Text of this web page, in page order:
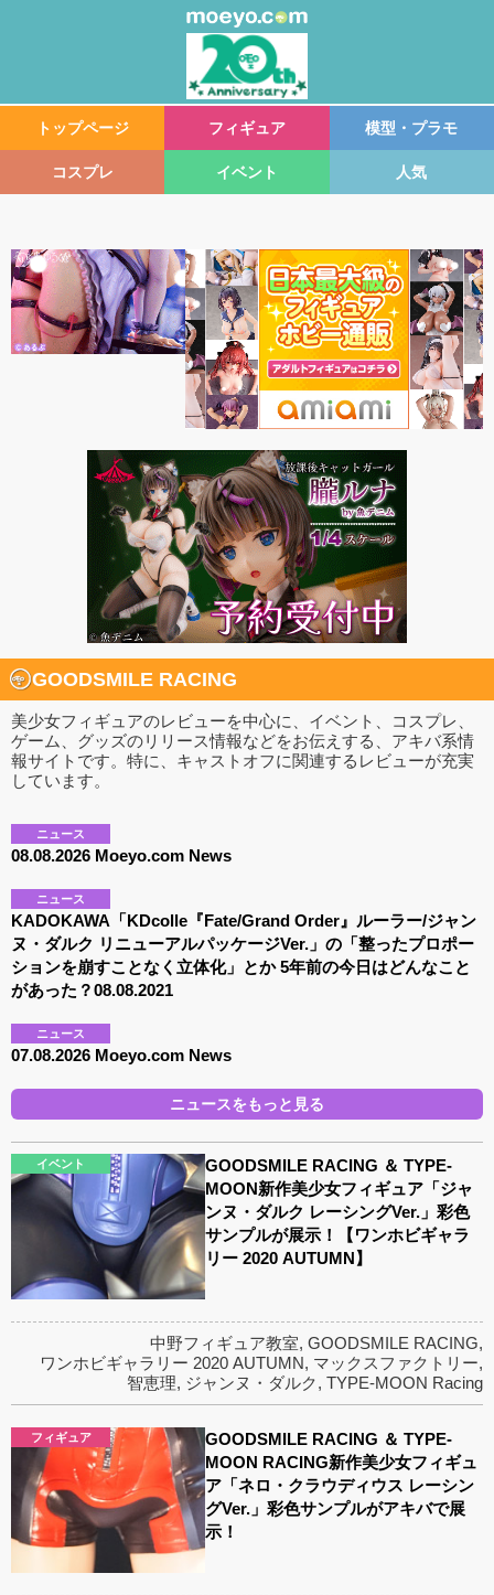
トップページ フィギュア 模型・プラモ
コスプレ イベント 人気
GOODSMILE RACING
美少女フィギュアのレビューを中心に、イベント、コスプレ、
ゲーム、グッズのリリース情報などをお伝えする、アキバ系情
報サイトです。特に、キャストオフに関連するレビューが充実
しています。
ニュース
08.08.2026 Moeyo.com News
ニュース
KADOKAWA「KDcolle『Fate/Grand Order』ルーラー/ジャン
ヌ・ダルク リニューアルパッケージVer.」の「整ったプロポー
ションを崩すことなく立体化」とか 5年前の今日はどんなこと
があった？08.08.2021
ニュース
07.08.2026 Moeyo.com News
ニュースをもっと見る
イベント
GOODSMILE RACING ＆ TYPE-
MOON新作美少女フィギュア「ジャ
ンヌ・ダルク レーシングVer.」彩色
サンプルが展示！【ワンホビギャラ
リー 2020 AUTUMN】
中野フィギュア教室, GOODSMILE RACING,
ワンホビギャラリー 2020 AUTUMN, マックスファクトリー,
智恵理, ジャンヌ・ダルク, TYPE-MOON Racing
フィギュア
GOODSMILE RACING ＆ TYPE-
MOON RACING新作美少女フィギュ
ア「ネロ・クラウディウス レーシン
グVer.」彩色サンプルがアキバで展
示！